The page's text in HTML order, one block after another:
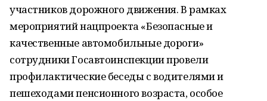
участников дорожного движения. В рамках
мероприятий нацпроекта «Безопасные и
качественные автомобильные дороги»
сотрудники Госавтоинспекции провели
профилактические беседы с водителями и
пешеходами пенсионного возраста, особое